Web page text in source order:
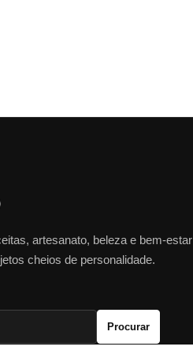
artesanato, beleza e bem-estar
cheios de personalidade.
Procurar